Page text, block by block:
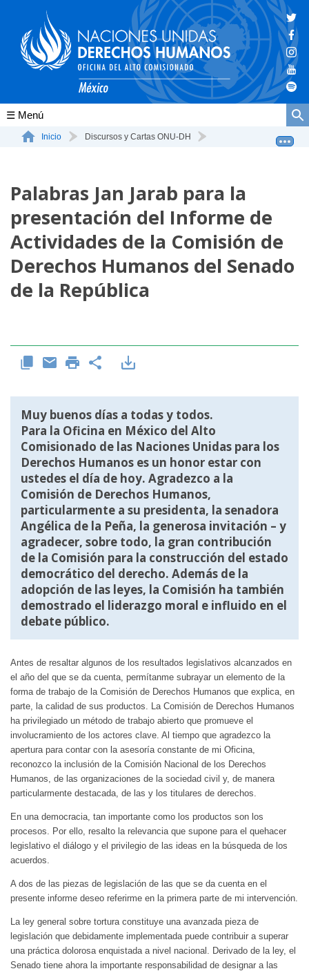
Conócenos
La ONU-DH en México
Vacantes ONU-DH México
ONU-DH en el tiempo
Inicio Discursos y Cartas ONU-DH
Palabras Jan Jarab para la
presentación del Informe de
Actividades de la Comisión de
Derechos Humanos del Senado
de la República
Muy buenos días a todas y todos.
Para la Oficina en México del Alto
Comisionado de las Naciones Unidas para los
Derechos Humanos es un honor estar con
ustedes el día de hoy. Agradezco a la
Comisión de Derechos Humanos,
particularmente a su presidenta, la senadora
Angélica de la Peña, la generosa invitación – y
agradecer, sobre todo, la gran contribución
de la Comisión para la construcción del estado
democrático del derecho. Además de la
adopción de las leyes, la Comisión ha también
demostrado el liderazgo moral e influido en el
debate público.
Antes de resaltar algunos de los resultados legislativos alcanzados en
el año del que se da cuenta, permítanme subrayar un elemento de la
forma de trabajo de la Comisión de Derechos Humanos que explica, en
parte, la calidad de sus productos. La Comisión de Derechos Humanos
ha privilegiado un método de trabajo abierto que promueve el
involucramiento de los actores clave. Al tiempo que agradezco la
apertura para contar con la asesoría constante de mi Oficina,
reconozco la inclusión de la Comisión Nacional de los Derechos
Humanos, de las organizaciones de la sociedad civil y, de manera
particularmente destacada, de las y los titulares de derechos.
En una democracia, tan importante como los productos son los
procesos. Por ello, resalto la relevancia que supone para el quehacer
legislativo el diálogo y el privilegio de las ideas en la búsqueda de los
acuerdos.
A dos de las piezas de legislación de las que se da cuenta en el
presente informe deseo referirme en la primera parte de mi intervención.
La ley general sobre tortura constituye una avanzada pieza de
legislación que debidamente implementada puede contribuir a superar
una práctica dolorosa enquistada a nivel nacional. Derivado de la ley, el
Senado tiene ahora la importante responsabilidad de designar a las